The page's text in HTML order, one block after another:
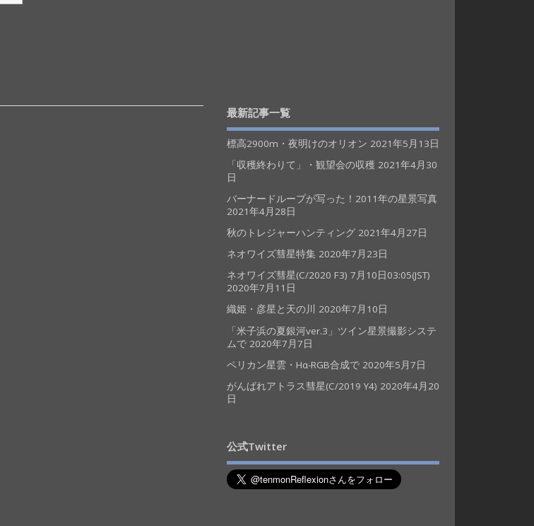
最新記事一覧
標高2900m・夜明けのオリオン 2021年5月13日
「収穫終わりて」・観望会の収穫 2021年4月30
日
バーナードループが写った！2011年の星景写真
2021年4月28日
秋のトレジャーハンティング 2021年4月27日
ネオワイズ彗星特集 2020年7月23日
ネオワイズ彗星(C/2020 F3) 7月10日03:05(JST)
2020年7月11日
織姫・彦星と天の川
2020年7月10日
「米子浜の夏銀河ver.3」ツイン星景撮影システ
ムで 2020年7月7日
ペリカン星雲・Hα-RGB合成で 2020年5月7日
がんばれアトラス彗星(C/2019 Y4) 2020年4月20
日
公式Twitter